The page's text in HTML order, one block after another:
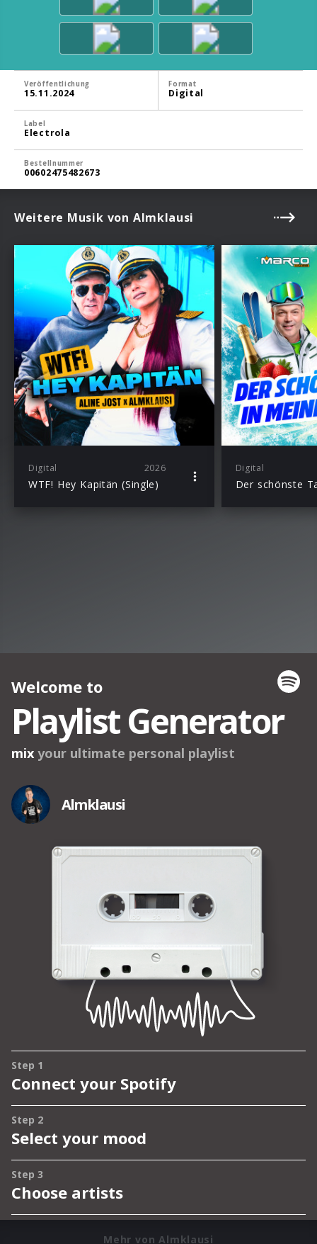
Veröffentlichung
15.11.2024
Format
Digital
Label
Electrola
Bestellnummer
00602475482673
Weitere Musik von Almklausi
Digital 2026
WTF! Hey Kapitän (Single)
Digital
Mehr von Almklausi